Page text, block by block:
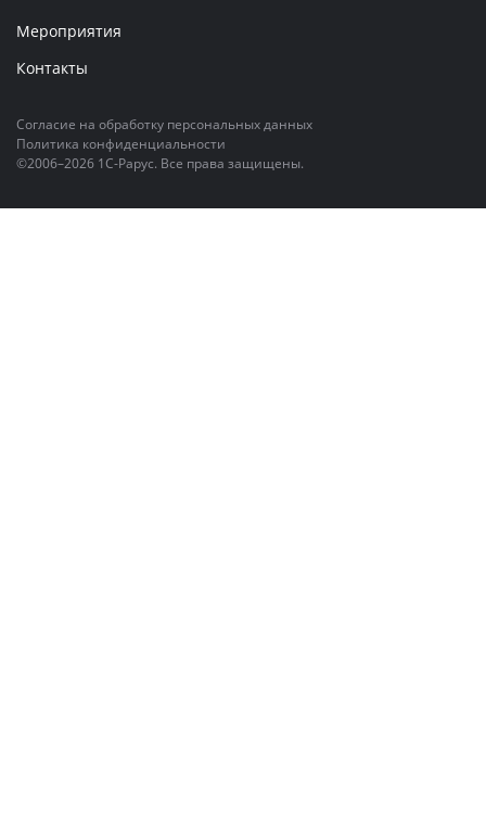
Мероприятия
Контакты
©2006–2026 1С-Рарус. Все права защищены.
Политика конфиденциальности
Согласие на обработку персональных данных